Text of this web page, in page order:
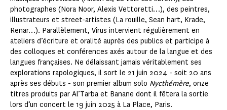
photographes (Nora Noor, Alexis Vettoretti…), des peintres,
illustrateurs et street-artistes (La rouille, Sean hart, Krade,
Renar…). Parallèlement, Vîrus intervient régulièrement en
ateliers d’écriture et oralité auprès des publics et participe à
des colloques et conférences axés autour de la langue et des
langues françaises. Ne délaissant jamais véritablement ses
explorations rapologiques, il sort le 21 juin 2024 - soit 20 ans
après ses débuts - son premier album solo Nycthémère, onze
titres produits par Al’Tarba et Banane dont il fêtera la sortie
lors d’un concert le 19 juin 2025 à La Place, Paris.